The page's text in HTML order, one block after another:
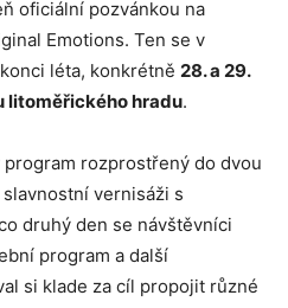
oficiální pozvánkou na
Emotions. Ten se v
léta, konkrétně 28. a 29.
litoměřického hradu.
rozprostřený do dvou
vernisáži s
druhý den se návštěvníci
program a další
si klade za cíl propojit různé